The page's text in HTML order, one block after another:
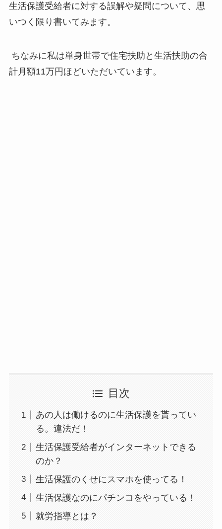
生活保護受給者に対する誤解や疑問について、思
いつく限り書いてみます。
ちなみに私は単身世帯で住宅扶助と生活扶助の合
計月額11万円ほどいただいています。
目次
あの人は働けるのに生活保護を貰ってい
る。違法だ！
生活保護受給者がインターネットできる
のか？
生活保護のくせにスマホを使ってる！
生活保護なのにパチンコをやっている！
就労指導とは？